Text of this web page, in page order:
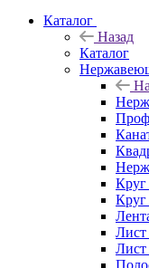
Каталог
Назад
Каталог
Круг
Лист